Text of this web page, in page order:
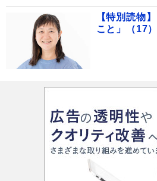
【特別読物
こと」（17